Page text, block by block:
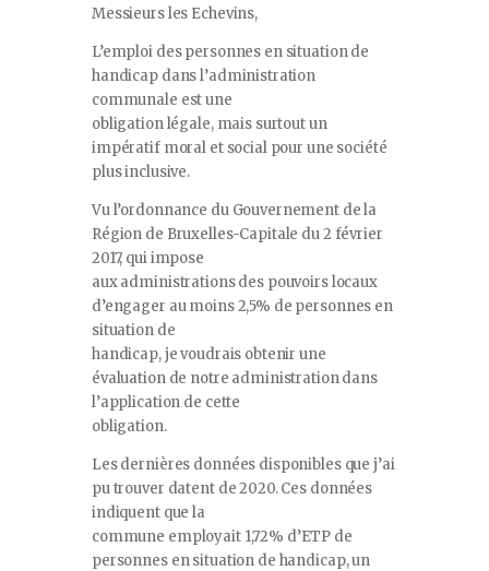
Messieurs les Echevins,
L’emploi des personnes en situation de
handicap dans l’administration
communale est une
obligation légale, mais surtout un
impératif moral et social pour une société
plus inclusive.
Vu l’ordonnance du Gouvernement de la
Région de Bruxelles-Capitale du 2 février
2017, qui impose
aux administrations des pouvoirs locaux
d’engager au moins 2,5% de personnes en
situation de
handicap, je voudrais obtenir une
évaluation de notre administration dans
l’application de cette
obligation.
Les dernières données disponibles que j’ai
pu trouver datent de 2020. Ces données
indiquent que la
commune employait 1,72% d’ETP de
personnes en situation de handicap, un